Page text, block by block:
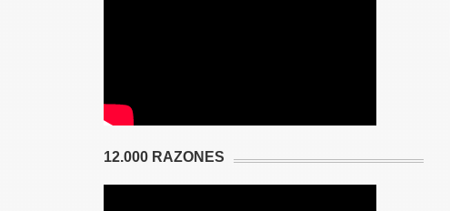
12.000 RAZONES